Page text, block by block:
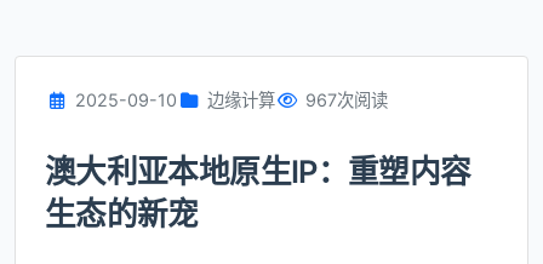
2025-09-10 边缘计算 967次阅读
澳大利亚本地原生IP：重塑内容
生态的新宠